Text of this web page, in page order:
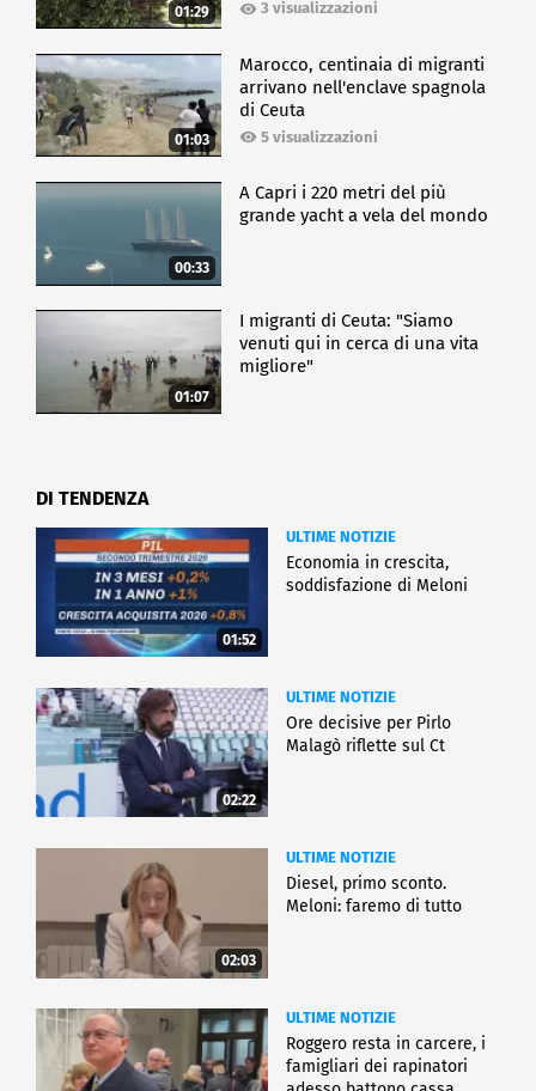
01:29 3 visualizzazioni
01:03
Marocco, centinaia di migranti
arrivano nell'enclave spagnola
di Ceuta
5 visualizzazioni
00:33
A Capri i 220 metri del più
grande yacht a vela del mondo
01:07
I migranti di Ceuta: "Siamo
venuti qui in cerca di una vita
migliore"
DI TENDENZA
01:52
ULTIME NOTIZIE
Economia in crescita,
soddisfazione di Meloni
02:22
ULTIME NOTIZIE
Ore decisive per Pirlo
Malagò riflette sul Ct
02:03
ULTIME NOTIZIE
Diesel, primo sconto.
Meloni: faremo di tutto
ULTIME NOTIZIE
Roggero resta in carcere, i
famigliari dei rapinatori